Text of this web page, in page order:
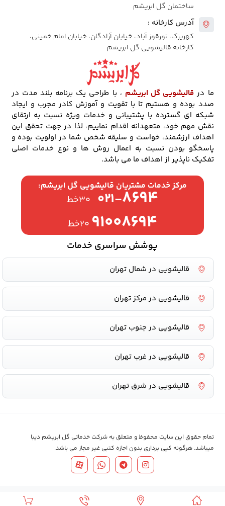
ساختمان گل ابریشم
آدرس کارخانه :
کهریزک، تورقوز آباد، خیابان آزادگان، خیابان امام خمینی،
کارخانه قالیشویی گل ابریشم
ما در قالیشویی گل ابریشم ، با طراحی یک برنامه بلند مدت در
صدد بوده و هستیم تا با تقویت و آموزش کادر مجرب و ایجاد
شبکه ای گسترده با پشتیبانی و خدمات ویژه نسبت به ارتقای
نقش مهم خود، متعهدانه اقدام نماییم، لذا در جهت تحقق این
اهداف ارزشمند، خواست و سلیقه شخص شما در اولویت بوده و
پاسخگو بودن نسبت به اعمال روش ها و نوع خدمات اصلی
تفکیک ناپذیر از اهداف ما می باشد.
مرکز خدمات مشتریان قالیشویی گل ابریشم:
۰۲۱-۸۶۹۴ ۳۰خط
۹۱۰۰۸۶۹۴ ۲۰خط
پوشش سراسری خدمات
قالیشویی در شمال تهران
قالیشویی در مرکز تهران
قالیشویی در جنوب تهران
قالیشویی در غرب تهران
قالیشویی در شرق تهران
تمام حقوق این سایت محفوظ و متعلق به شرکت خدماتی گل ابریشم دیبا
میباشد. هرگونه کپی برداری بدون اجازه کتبی غیر مجاز می باشد.